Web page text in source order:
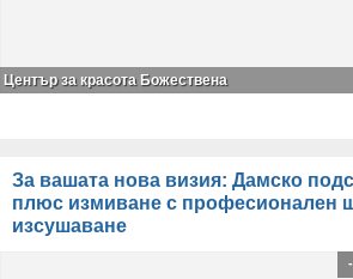
Център за красота Божествена
За вашата нова визия: Дамско
плюс измиване с професионален
изсушаване